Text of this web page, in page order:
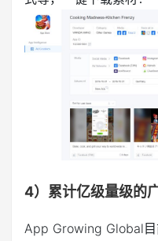
4）累计亿级量级的
App Growing Global